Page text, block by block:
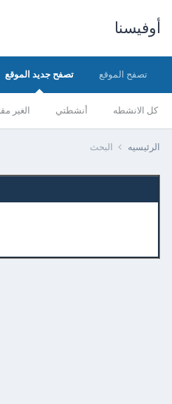
أوفيسنا
تصفح الموقع تصفح جديد الموقع
كل الانشطه أنشطتي الغير
الرئيسيه البحث